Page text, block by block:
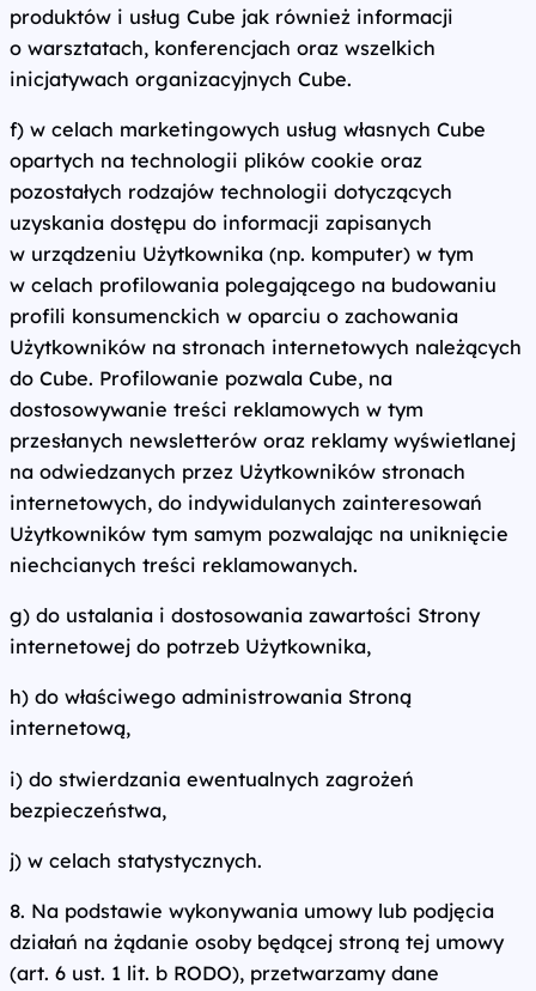
produktów i usług Cube jak również informacji
o warsztatach, konferencjach oraz wszelkich
inicjatywach organizacyjnych Cube.
f) w celach marketingowych usług własnych Cube
opartych na technologii plików cookie oraz
pozostałych rodzajów technologii dotyczących
uzyskania dostępu do informacji zapisanych
w urządzeniu Użytkownika (np. komputer) w tym
w celach profilowania polegającego na budowaniu
profili konsumenckich w oparciu o zachowania
Użytkowników na stronach internetowych należących
do Cube. Profilowanie pozwala Cube, na
dostosowywanie treści reklamowych w tym
przesłanych newsletterów oraz reklamy wyświetlanej
na odwiedzanych przez Użytkowników stronach
internetowych, do indywidulanych zainteresowań
Użytkowników tym samym pozwalając na uniknięcie
niechcianych treści reklamowanych.
g) do ustalania i dostosowania zawartości Strony
internetowej do potrzeb Użytkownika,
h) do właściwego administrowania Stroną
internetową,
i) do stwierdzania ewentualnych zagrożeń
bezpieczeństwa,
j) w celach statystycznych.
8. Na podstawie wykonywania umowy lub podjęcia
działań na żądanie osoby będącej stroną tej umowy
(art. 6 ust. 1 lit. b RODO), przetwarzamy dane